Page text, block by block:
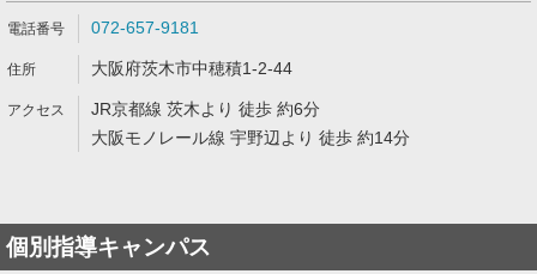
072-657-9181
大阪府茨木市中穂積1-2-44
JR京都線 茨木より 徒歩 約6分
大阪モノレール線 宇野辺より 徒歩 約14分
個別指導キャンパス